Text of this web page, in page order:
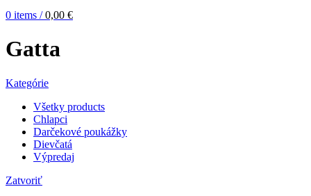
0 items / 0,00 €
Gatta
Kategórie
Všetky products
Chlapci
Darčekové poukážky
Dievčatá
Výpredaj
Zatvoriť